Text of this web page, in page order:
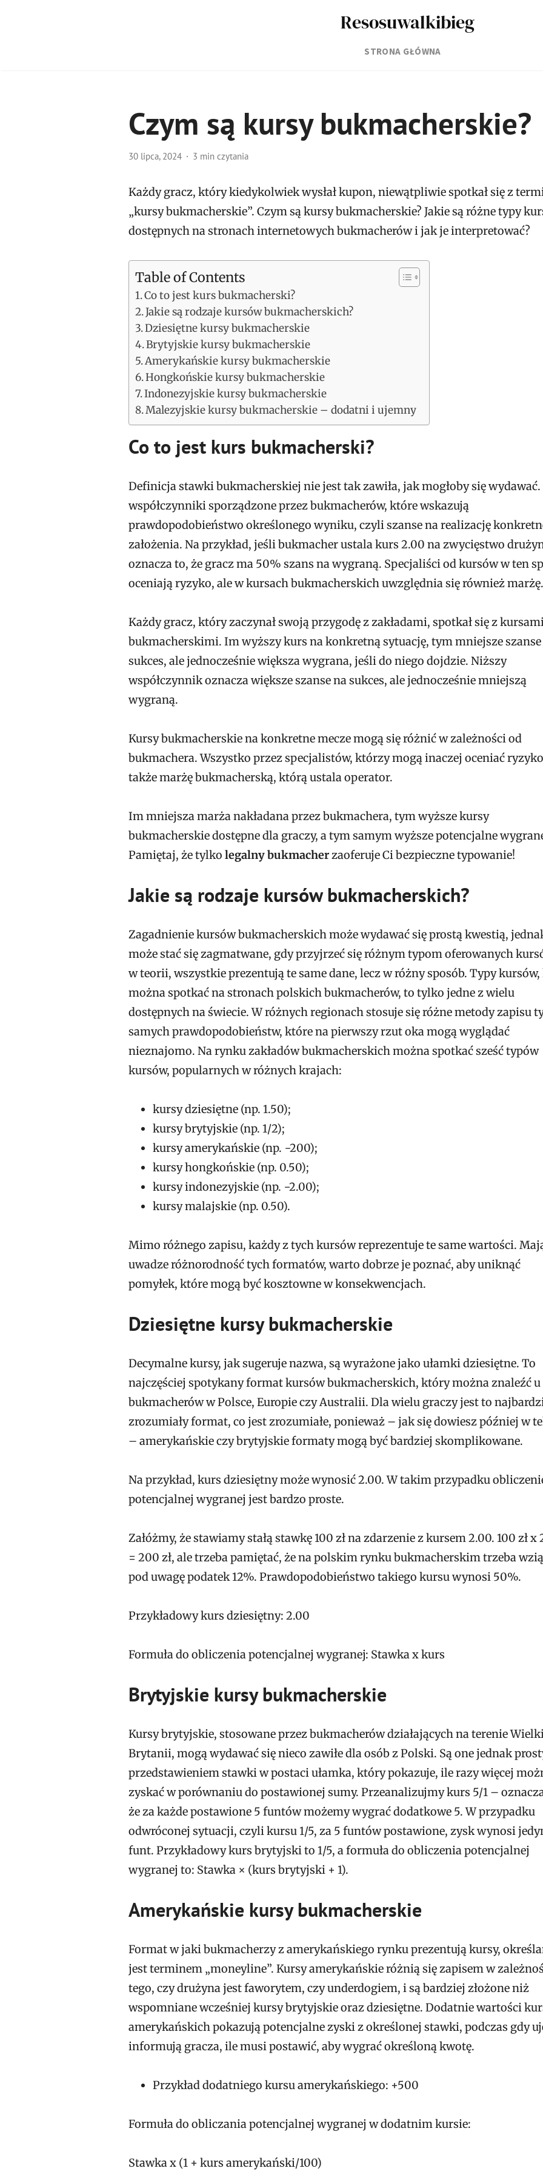
Resosuwalkibieg
STRONA GŁÓWNA
Czym są kursy bukmacherskie?
30 lipca, 2024 3 min czytania
Każdy gracz, który kiedykolwiek wysłał kupon, niewątpliwie spotkał się z
„kursy bukmacherskie”. Czym są kursy bukmacherskie? Jakie są różne typy
dostępnych na stronach internetowych bukmacherów i jak je interpretować?
Table of Contents
Co to jest kurs bukmacherski?
Jakie są rodzaje kursów bukmacherskich?
Dziesiętne kursy bukmacherskie
Brytyjskie kursy bukmacherskie
Amerykańskie kursy bukmacherskie
Hongkońskie kursy bukmacherskie
Indonezyjskie kursy bukmacherskie
Malezyjskie kursy bukmacherskie – dodatni i ujemny
Co to jest kurs bukmacherski?
Definicja stawki bukmacherskiej nie jest tak zawiła, jak mogłoby się wydawać.
współczynniki sporządzone przez bukmacherów, które wskazują
prawdopodobieństwo określonego wyniku, czyli szanse na realizację
założenia. Na przykład, jeśli bukmacher ustala kurs 2.00 na zwycięstwo
oznacza to, że gracz ma 50% szans na wygraną. Specjaliści od kursów w ten
oceniają ryzyko, ale w kursach bukmacherskich uwzględnia się również marżę.
Każdy gracz, który zaczynał swoją przygodę z zakładami, spotkał się z
bukmacherskimi. Im wyższy kurs na konkretną sytuację, tym mniejsze szanse
sukces, ale jednocześnie większa wygrana, jeśli do niego dojdzie. Niższy
współczynnik oznacza większe szanse na sukces, ale jednocześnie mniejszą
wygraną.
Kursy bukmacherskie na konkretne mecze mogą się różnić w zależności od
bukmachera. Wszystko przez specjalistów, którzy mogą inaczej oceniać
także marżę bukmacherską, którą ustala operator.
Im mniejsza marża nakładana przez bukmachera, tym wyższe kursy
bukmacherskie dostępne dla graczy, a tym samym wyższe potencjalne
Pamiętaj, że tylko legalny bukmacherzaoferuje Ci bezpieczne typowanie!
Jakie są rodzaje kursów bukmacherskich?
Zagadnienie kursów bukmacherskich może wydawać się prostą kwestią,
może stać się zagmatwane, gdy przyjrzeć się różnym typom oferowanych
w teorii, wszystkie prezentują te same dane, lecz w różny sposób. Typy
można spotkać na stronach polskich bukmacherów, to tylko jedne z wielu
dostępnych na świecie. W różnych regionach stosuje się różne metody zapisu
samych prawdopodobieństw, które na pierwszy rzut oka mogą wyglądać
nieznajomo. Na rynku zakładów bukmacherskich można spotkać sześć typów
kursów, popularnych w różnych krajach:
kursy dziesiętne (np. 1.50);
kursy brytyjskie (np. 1/2);
kursy amerykańskie (np. −200);
kursy hongkońskie (np. 0.50);
kursy indonezyjskie (np. −2.00);
kursy malajskie (np. 0.50).
Mimo różnego zapisu, każdy z tych kursów reprezentuje te same wartości.
uwadze różnorodność tych formatów, warto dobrze je poznać, aby uniknąć
pomyłek, które mogą być kosztowne w konsekwencjach.
Dziesiętne kursy bukmacherskie
Decymalne kursy, jak sugeruje nazwa, są wyrażone jako ułamki dziesiętne. To
najczęściej spotykany format kursów bukmacherskich, który można znaleźć u
bukmacherów w Polsce, Europie czy Australii. Dla wielu graczy jest to
zrozumiały format, co jest zrozumiałe, ponieważ – jak się dowiesz później w
– amerykańskie czy brytyjskie formaty mogą być bardziej skomplikowane.
Na przykład, kurs dziesiętny może wynosić 2.00. W takim przypadku
potencjalnej wygranej jest bardzo proste.
Załóżmy, że stawiamy stałą stawkę 100 zł na zdarzenie z kursem 2.00. 100 zł x
= 200 zł, ale trzeba pamiętać, że na polskim rynku bukmacherskim trzeba
pod uwagę podatek 12%. Prawdopodobieństwo takiego kursu wynosi 50%.
Przykładowy kurs dziesiętny: 2.00
Formuła do obliczenia potencjalnej wygranej: Stawka x kurs
Brytyjskie kursy bukmacherskie
Kursy brytyjskie, stosowane przez bukmacherów działających na terenie
Brytanii, mogą wydawać się nieco zawiłe dla osób z Polski. Są one jednak
przedstawieniem stawki w postaci ułamka, który pokazuje, ile razy więcej
zyskać w porównaniu do postawionej sumy. Przeanalizujmy kurs 5/1 –
że za każde postawione 5 funtów możemy wygrać dodatkowe 5. W przypadku
odwróconej sytuacji, czyli kursu 1/5, za 5 funtów postawione, zysk wynosi
funt. Przykładowy kurs brytyjski to 1/5, a formuła do obliczenia potencjalnej
wygranej to: Stawka × (kurs brytyjski + 1).
Amerykańskie kursy bukmacherskie
Format w jaki bukmacherzy z amerykańskiego rynku prezentują kursy,
jest terminem „moneyline”. Kursy amerykańskie różnią się zapisem w
tego, czy drużyna jest faworytem, czy underdogiem, i są bardziej złożone niż
wspomniane wcześniej kursy brytyjskie oraz dziesiętne. Dodatnie wartości
amerykańskich pokazują potencjalne zyski z określonej stawki, podczas gdy
informują gracza, ile musi postawić, aby wygrać określoną kwotę.
Przykład dodatniego kursu amerykańskiego: +500
Formuła do obliczania potencjalnej wygranej w dodatnim kursie:
Stawka x (1 + kurs amerykański/100)